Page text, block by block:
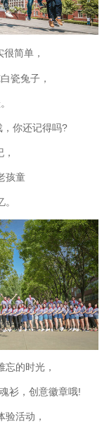
简单，
瓷兔子，
你还记得吗?
孩童
的时光，
衫，创意徽章哦!
活动，